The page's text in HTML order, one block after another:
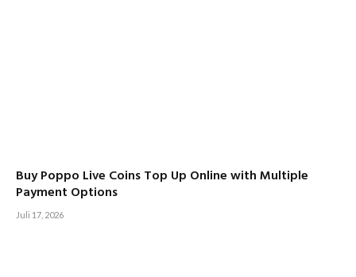
Buy Poppo Live Coins Top Up Online with Multiple
Payment Options
Juli 17, 2026